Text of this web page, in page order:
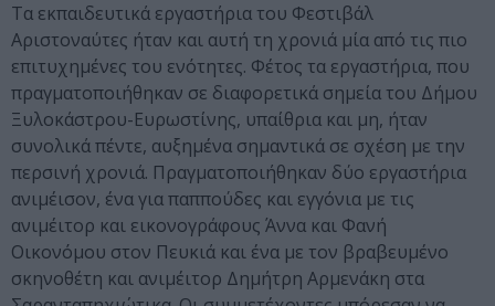
Τα εκπαιδευτικά εργαστήρια του Φεστιβάλ
Αριστοναύτες ήταν και αυτή τη χρονιά μία από τις πιο
επιτυχημένες του ενότητες. Φέτος τα εργαστήρια, που
πραγματοποιήθηκαν σε διαφορετικά σημεία του Δήμου
Ξυλοκάστρου-Ευρωστίνης, υπαίθρια και μη, ήταν
συνολικά πέντε, αυξημένα σημαντικά σε σχέση με την
περσινή χρονιά. Πραγματοποιήθηκαν δύο εργαστήρια
ανιμέισον, ένα για παππούδες και εγγόνια με τις
ανιμέιτορ και εικονογράφους Άννα και Φανή
Οικονόμου στον Πευκιά και ένα με τον βραβευμένο
σκηνοθέτη και ανιμέιτορ Δημήτρη Αρμενάκη στα